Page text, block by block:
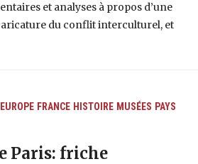
et analyses à propos d’une
du conflit interculturel, et
EUROPE FRANCE HISTOIRE MUSÉES PAYS
Paris: friche